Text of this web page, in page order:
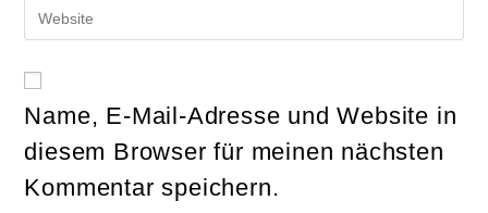
Kommentieren
ein
Mail-
Kommentieren
deine
URL
(optional)
Name, E-Mail-Adresse und Website in
diesem Browser für meinen nächsten
Kommentar speichern.